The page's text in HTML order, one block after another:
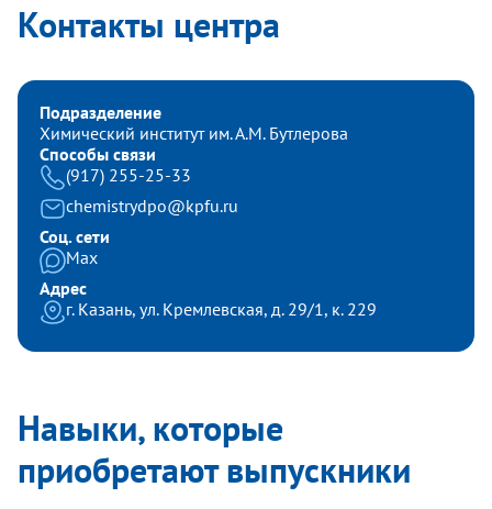
Контакты центра
Подразделение
Химический институт им. А.М. Бутлерова
Способы связи
(917) 255-25-33
chemistrydpo@kpfu.ru
Соц. сети
Max
Адрес
г. Казань, ул. Кремлевская, д. 29/1, к. 229
Навыки, которые
приобретают выпускники